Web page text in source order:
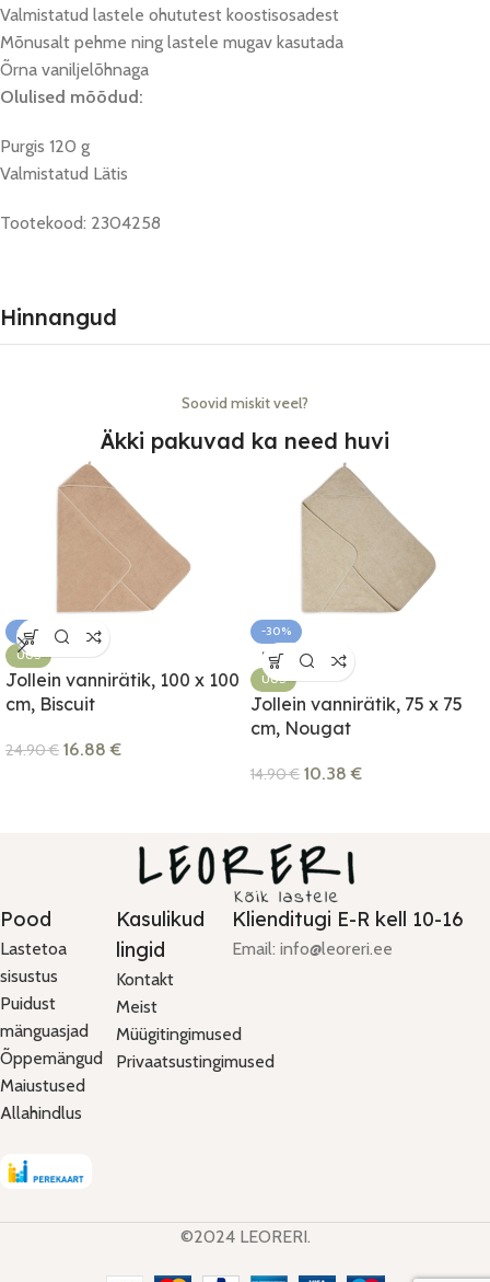
Valmistatud lastele ohututest koostisosadest
Mõnusalt pehme ning lastele mugav kasutada
Õrna vaniljelõhnaga
Olulised mõõdud:
Purgis 120 g
Valmistatud Lätis
Tootekood: 2304258
Hinnangud
Soovid miskit veel?
Äkki pakuvad ka need huvi
-32%
UUS
Jollein vannirätik, 100 x 100
cm, Biscuit
24.90€ 16.88€
-30%
SOLD OUT
UUS
Jollein vannirätik, 75 x 75
cm, Nougat
14.90€ 10.38€
Pood
Lastetoa
sisustus
Puidust
mänguasjad
Õppemängud
Maiustused
Allahindlus
Kasulikud
lingid
Kontakt
Meist
Müügitingimused
Privaatsustingimused
Klienditugi E-R kell 10-16
Email: info@leoreri.ee
©2024 LEORERI.